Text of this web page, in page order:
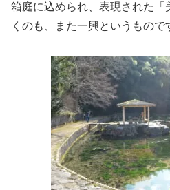
箱庭に込められ、表現された「
くのも、また一興というもので